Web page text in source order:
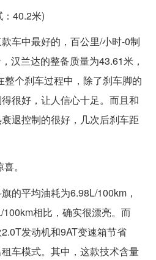
40.2米)
车中最好的，百公里/小时-0制
汉兰达的整备质量为43.61米，
个刹车过程中，除了刹车脚的
很好，让人信心十足。而且和
退控制的很好，几次后刹车距
。
的平均油耗为6.98L/100km，
相比，确实很漂亮。而
发动机和9AT变速箱节省
车模式。其中，这款技术含量